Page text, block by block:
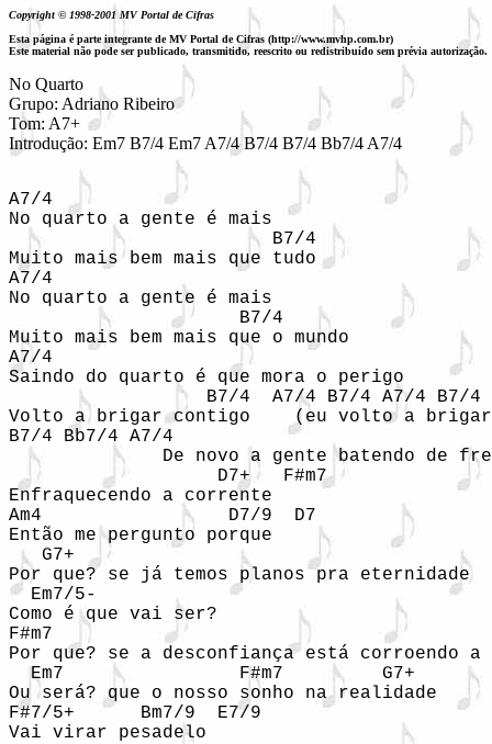
Copyright © 1998-2001 MV Portal de Cifras
Esta página é parte integrante de MV Portal de Cifras (http://www.mvhp.com.br)
Este material não pode ser publicado, transmitido, reescrito ou redistribuído sem prévia autorização.
No Quarto
Grupo: Adriano Ribeiro
Tom: A7+
A7/4
No quarto a gente é mais
                        B7/4
Muito mais bem mais que tudo
A7/4
No quarto a gente é mais
                     B7/4
Muito mais bem mais que o mundo
A7/4
Saindo do quarto é que mora o perigo
B7/4  A7/4 B7/4 A7/4 B7/4
Volto a brigar contigo    (eu volto a
B7/4 Bb7/4 A7/4
De novo a gente batendo de
                   D7+   F#m7
Enfraquecendo a corrente
Am4                 D7/9  D7
Então me pergunto porque
   G7+
Por que? se já temos planos pra eternidade
  Em7/5-
Como é que vai ser?
F#m7
Por que? se a desconfiança está corroendo a
  Em7                F#m7         G7+
Ou será? que o nosso sonho na realidade
F#7/5+      Bm7/9  E7/9
Vai virar pesadelo